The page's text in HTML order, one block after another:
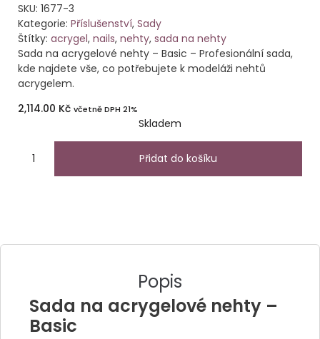
SKU: 1677-3
Kategorie: Příslušenství, Sady
Štítky: acrygel, nails, nehty, sada na nehty
Sada na acrygelové nehty – Basic – Profesionální sada,
kde najdete vše, co potřebujete k modeláži nehtů
acrygelem.
2,114.00 Kč včetně DPH 21%
Skladem
Přidat do košíku
Popis
Sada na acrygelové nehty –
Basic